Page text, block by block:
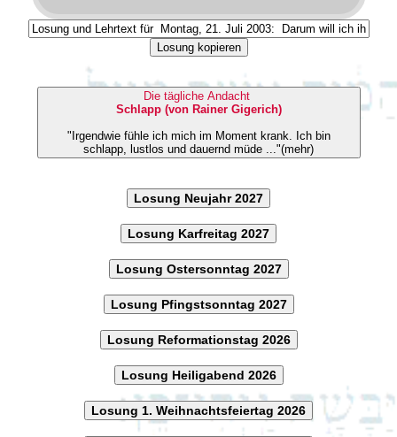
Losung kopieren
Die tägliche Andacht
Schlapp (von Rainer Gigerich)
"Irgendwie fühle ich mich im Moment krank. Ich bin
schlapp, lustlos und dauernd müde ..."(mehr)
Losung Neujahr 2027
Losung Karfreitag 2027
Losung Ostersonntag 2027
Losung Pfingstsonntag 2027
Losung Reformationstag 2026
Losung Heiligabend 2026
Losung 1. Weihnachtsfeiertag 2026